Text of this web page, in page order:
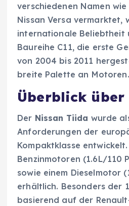
verschiedenen Namen
Nissan Versa vermarktet,
internationale Beliebtheit
Baureihe C11, die erste
von 2004 bis 2011
breite Palette an Motoren.
Überblick über
Der Nissan Tiida wurde
Anforderungen der
Kompaktklasse
Benzinmotoren (1.6L/110
sowie einem Dieselmotor
erhältlich. Besonders der
basierend auf der